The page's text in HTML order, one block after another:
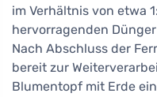
im Verhältnis von etwa
hervorragenden
Nach Abschluss der
bereit zur
Blumentopf mit Erde